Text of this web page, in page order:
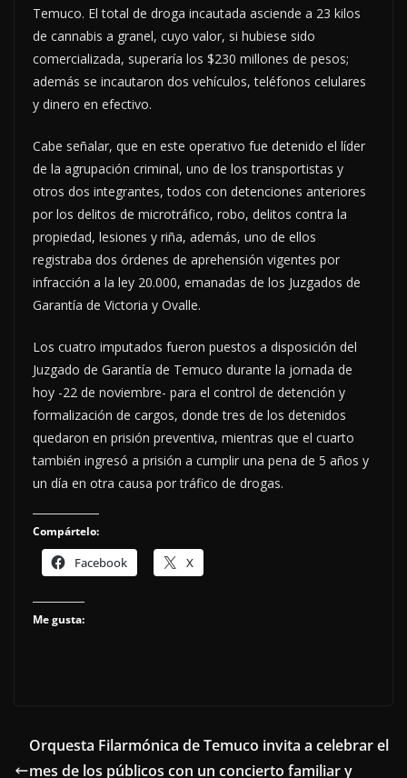
Temuco. El total de droga incautada asciende a 23 kilos
de cannabis a granel, cuyo valor, si hubiese sido
comercializada, superaría los $230 millones de pesos;
además se incautaron dos vehículos, teléfonos celulares
y dinero en efectivo.
Cabe señalar, que en este operativo fue detenido el líder
de la agrupación criminal, uno de los transportistas y
otros dos integrantes, todos con detenciones anteriores
por los delitos de microtráfico, robo, delitos contra la
propiedad, lesiones y riña, además, uno de ellos
registraba dos órdenes de aprehensión vigentes por
infracción a la ley 20.000, emanadas de los Juzgados de
Garantía de Victoria y Ovalle.
Los cuatro imputados fueron puestos a disposición del
Juzgado de Garantía de Temuco durante la jornada de
hoy -22 de noviembre- para el control de detención y
formalización de cargos, donde tres de los detenidos
quedaron en prisión preventiva, mientras que el cuarto
también ingresó a prisión a cumplir una pena de 5 años y
un día en otra causa por tráfico de drogas.
Compártelo:
Facebook X
Me gusta:
Orquesta Filarmónica de Temuco invita a celebrar el
mes de los públicos con un concierto familiar y